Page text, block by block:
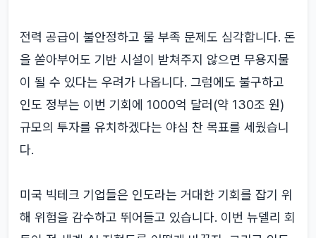
전력 공급이 불안정하고 물 부족 문제도 심각합니다. 돈
을 쏟아부어도 기반 시설이 받쳐주지 않으면 무용지물
이 될 수 있다는 우려가 나옵니다. 그럼에도 불구하고
인도 정부는 이번 기회에 1000억 달러(약 130조 원)
규모의 투자를 유치하겠다는 야심 찬 목표를 세웠습니
다.
미국 빅테크 기업들은 인도라는 거대한 기회를 잡기 위
해 위험을 감수하고 뛰어들고 있습니다. 이번 뉴델리 회